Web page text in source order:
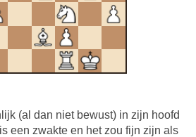
(al dan niet bewust) in zijn hoofd
een zwakte en het zou fijn zijn als